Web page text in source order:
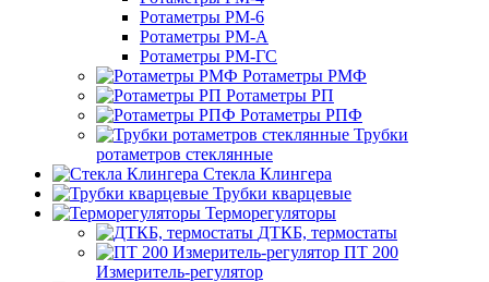
Ротаметры РМ-6
Ротаметры РМ-А
Ротаметры РМ-ГС
Ротаметры РМФ
Ротаметры РП
Ротаметры РПФ
Трубки
ротаметров стеклянные
Стекла Клингера
Трубки кварцевые
Терморегуляторы
ДТКБ, термостаты
ПТ 200
Измеритель-регулятор